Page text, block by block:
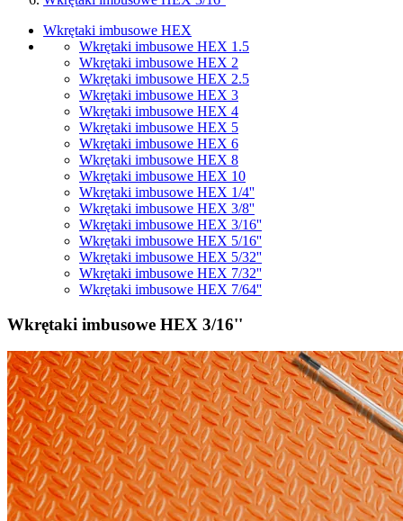
Wkrętaki imbusowe HEX
Wkrętaki imbusowe HEX 1.5
Wkrętaki imbusowe HEX 2
Wkrętaki imbusowe HEX 2.5
Wkrętaki imbusowe HEX 3
Wkrętaki imbusowe HEX 4
Wkrętaki imbusowe HEX 5
Wkrętaki imbusowe HEX 6
Wkrętaki imbusowe HEX 8
Wkrętaki imbusowe HEX 10
Wkrętaki imbusowe HEX 1/4''
Wkrętaki imbusowe HEX 3/8''
Wkrętaki imbusowe HEX 3/16''
Wkrętaki imbusowe HEX 5/16''
Wkrętaki imbusowe HEX 5/32''
Wkrętaki imbusowe HEX 7/32''
Wkrętaki imbusowe HEX 7/64''
Wkrętaki imbusowe HEX 3/16''